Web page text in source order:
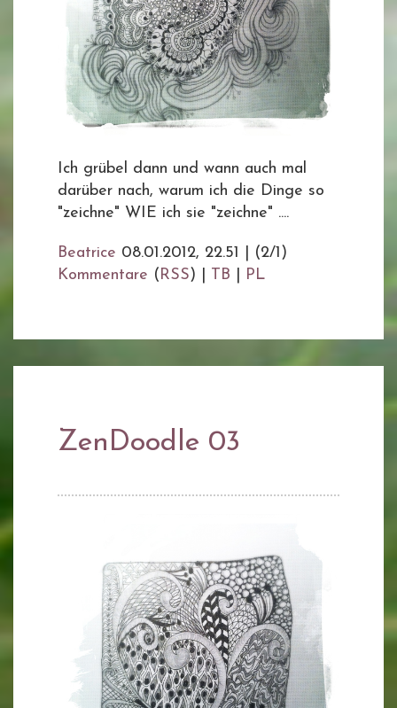
Ich grübel dann und wann auch mal
darüber nach, warum ich die Dinge so
"zeichne" WIE ich sie "zeichne" ....
Beatrice 08.01.2012, 22.51
(2/1)
Kommentare (RSS) | TB PL
ZenDoodle 03